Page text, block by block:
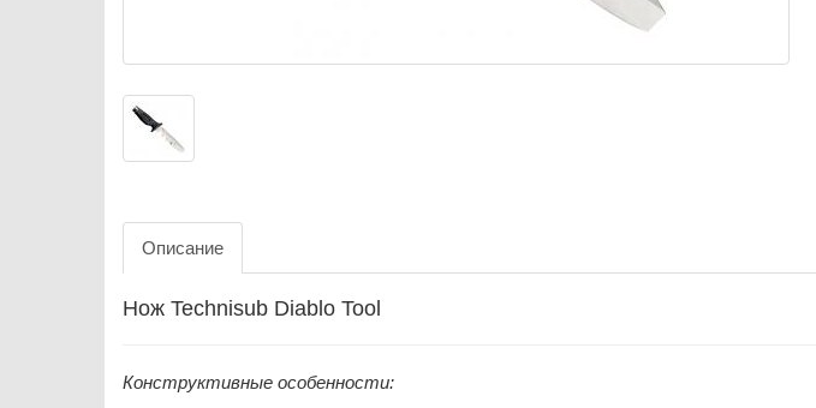
Описание
Нож Technisub Diablo Tool
Конструктивные особенности: